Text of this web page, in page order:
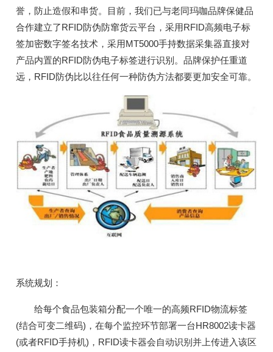
誉，防止造假和串货。目前，我们已与老同玛咖品牌保健品
合作建立了RFID防伪防窜货云平台，采用RFID高频电子标
签加密数字签名技术，采用MT5000手持数据采集器直接对
产品内置的RFID防伪电子标签进行识别。品牌保护任重道
远，RFID防伪比以往任何一种防伪方法都要更加安全可靠。
系统规划：
给每个食品包装箱分配一个唯一的高频RFID物流标签
(结合可变二维码)，在每个监控环节部署一台HR8002读卡器
(或者RFID手持机)，RFID读卡器会自动识别并上传进入该区